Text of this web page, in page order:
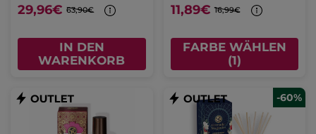
29,96€ 63,90€
IN DEN
WARENKORB
11,89€ 16,99€
FARBE WÄHLEN
(1)
-60%